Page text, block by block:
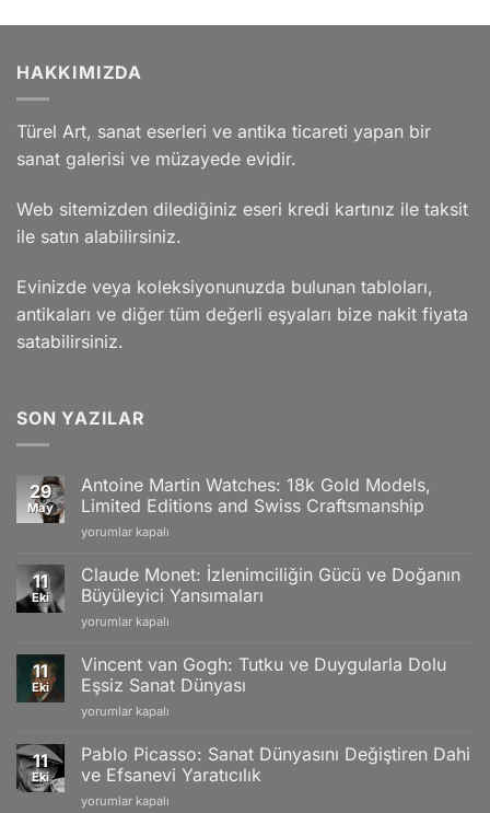
HAKKIMIZDA
Türel Art, sanat eserleri ve antika ticareti yapan bir
sanat galerisi ve müzayede evidir.
Web sitemizden dilediğiniz eseri kredi kartınız ile taksit
ile satın alabilirsiniz.
Evinizde veya koleksiyonunuzda bulunan tabloları,
antikaları ve diğer tüm değerli eşyaları bize nakit fiyata
satabilirsiniz.
SON YAZILAR
29
May
Antoine Martin Watches: 18k Gold Models,
Limited Editions and Swiss Craftsmanship
Antoine
Watches:
18k
Gold
Models,
Editions
and
Swiss
Craftsmanship
yorumlar kapalı
11
Eki
Claude Monet: İzlenimciliğin Gücü ve Doğanın
Büyüleyici Yansımaları
Claude
İzlenimciliğin
Gücü
ve
Doğanın
Yansımaları
için
yorumlar kapalı
11
Eki
Vincent van Gogh: Tutku ve Duygularla Dolu
Eşsiz Sanat Dünyası
Vincent
Gogh:
Tutku
ve
Duygularla
yorumlar kapalı
11
Eki
Pablo Picasso: Sanat Dünyasını Değiştiren Dahi
ve Efsanevi Yaratıcılık
Pablo
yorumlar kapalı